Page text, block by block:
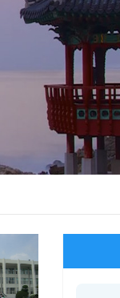
留学大咖精英